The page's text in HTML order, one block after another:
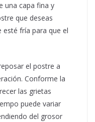
una capa fina y
que deseas
esté fría para que el
el postre a
Conforme la
las grietas
puede variar
del grosor